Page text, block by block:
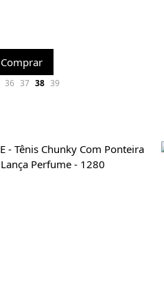
Comprar
36 37 38 39